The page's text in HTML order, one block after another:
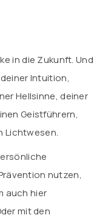
in die Zukunft. Und
Intuition,
Hellsinne, deiner
Geistführern,
Lichtwesen.
nutzen,
auch hier
mit den